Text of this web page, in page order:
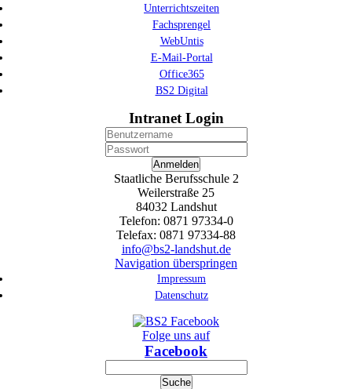
Unterrichtszeiten
Fachsprengel
WebUntis
E-Mail-Portal
Office365
BS2 Digital
Intranet Login
Anmelden
Staatliche Berufsschule 2
Weilerstraße 25
84032 Landshut
Telefon: 0871 97334-0
Telefax: 0871 97334-88
info@bs2-landshut.de
Navigation überspringen
Impressum
Datenschutz
Folge uns auf
Facebook
Suche